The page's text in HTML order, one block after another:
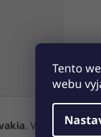
Tento
webu
. Všetky práva